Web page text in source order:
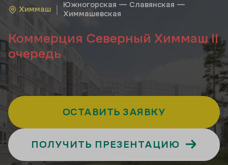
Химмаш
Южногорская — Славянская —
Химмашевская
Коммерция Северный Химмаш II
очередь
ОСТАВИТЬ ЗАЯВКУ
ПОЛУЧИТЬ ПРЕЗЕНТАЦИЮ